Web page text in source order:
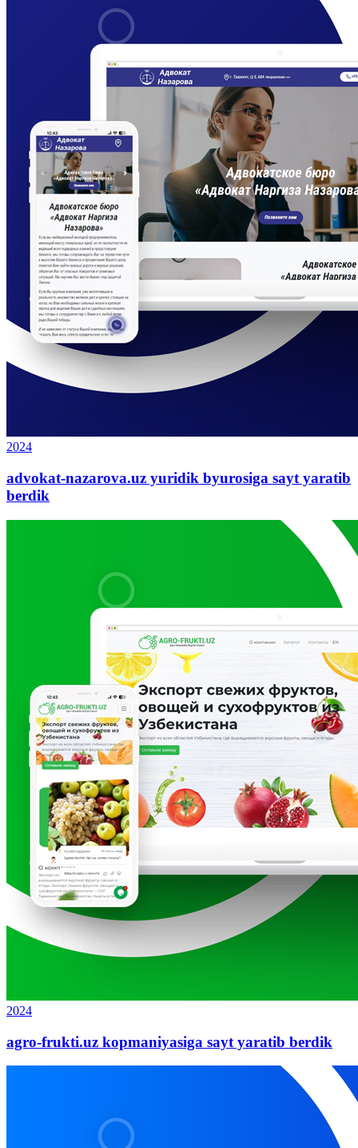
2024
advokat-nazarova.uz yuridik byurosiga sayt yaratib
berdik
2024
agro-frukti.uz kopmaniyasiga sayt yaratib berdik